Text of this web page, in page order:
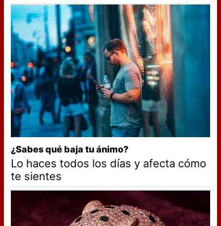
¿Sabes qué baja tu ánimo?
Lo haces todos los días y afecta cómo
te sientes